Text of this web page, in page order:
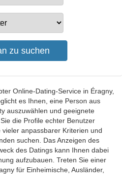
Online-Dating-Service in Éragny,
es Ihnen, eine Person aus
auszuwählen und geeignete
die Profile echter Benutzer
anpassbarer Kriterien und
suchen. Das Anzeigen des
des Datings kann Ihnen dabei
aufzubauen. Treten Sie einer
für Einheimische, Ausländer,